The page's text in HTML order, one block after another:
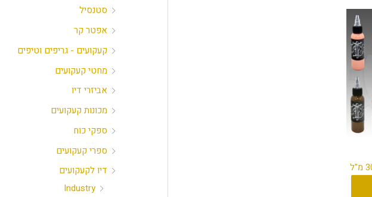
סטנסיל
אפטר קר
קעקועים - גריפים וטיפים
מחטי קעקועים
אביזרי דיו
מכונות קעקועים
ספקי כוח
ספרי קעקועים
דיו לקעקועים
Industry